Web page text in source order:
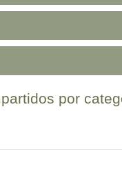
por